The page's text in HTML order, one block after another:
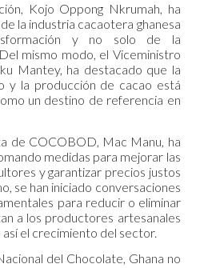
Kojo Oppong Nkrumah, ha
la industria cacaotera ghanesa
y no solo de la
mismo modo, el Viceministro
Mantey, ha destacado que la
y la producción de cacao está
un destino de referencia en
de COCOBOD, Mac Manu, ha
medidas para mejorar las
y garantizar precios justos
se han iniciado conversaciones
para reducir o eliminar
a los productores artesanales
el crecimiento del sector.
del Chocolate, Ghana no